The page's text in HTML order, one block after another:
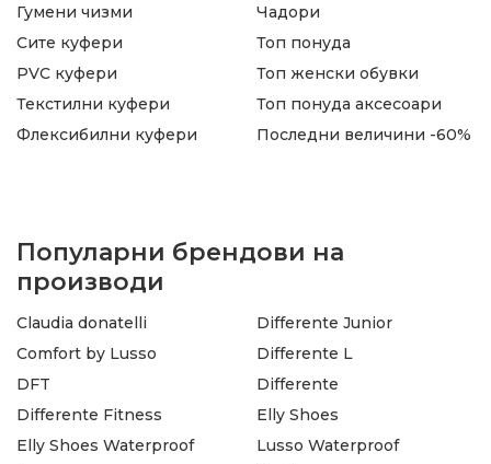
Гумени чизми
Чадори
Сите куфери
PVC куфери
Текстилни куфери
Флексибилни куфери
Топ понуда
Топ женски обувки
Топ понуда аксесоари
Последни величини -60%
Популарни брендови на
производи
Claudia donatelli
Comfort by Lusso
DFT
Differente Fitness
Differente Junior
Differente L
Differente
Elly Shoes
Elly Shoes Waterproof
Lusso Waterproof